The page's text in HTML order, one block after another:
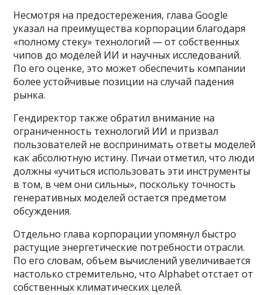
Несмотря на предостережения, глава Google
указал на преимущества корпорации благодаря
«полному стеку» технологий — от собственных
чипов до моделей ИИ и научных исследований.
По его оценке, это может обеспечить компании
более устойчивые позиции на случай падения
рынка.
Гендиректор также обратил внимание на
ограниченность технологий ИИ и призвал
пользователей не воспринимать ответы моделей
как абсолютную истину. Пичаи отметил, что люди
должны «учиться использовать эти инструменты
в том, в чем они сильны», поскольку точность
генеративных моделей остается предметом
обсуждения.
Отдельно глава корпорации упомянул быстро
растущие энергетические потребности отрасли.
По его словам, объем вычислений увеличивается
настолько стремительно, что Alphabet отстает от
собственных климатических целей.